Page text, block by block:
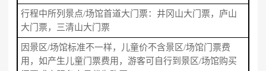
行程中所列景点/场馆首道大门票：井冈山大门票，庐山
大门票，三清山大门票
因景区/场馆标准不一样，儿童价不含景区/场馆门票费
用，如产生儿童门票费用，游客可自行到景区/场馆购买